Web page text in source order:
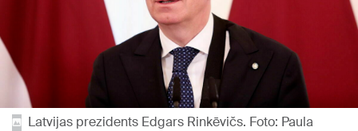
Latvijas prezidents Edgars Rinkēvičs. Foto: Paula